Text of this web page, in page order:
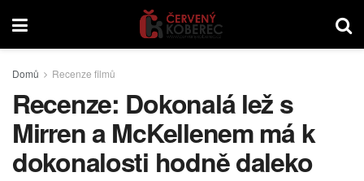
Domů Recenze filmů
Recenze: Dokonalá lež s
Mirren a McKellenem má k
dokonalosti hodně daleko